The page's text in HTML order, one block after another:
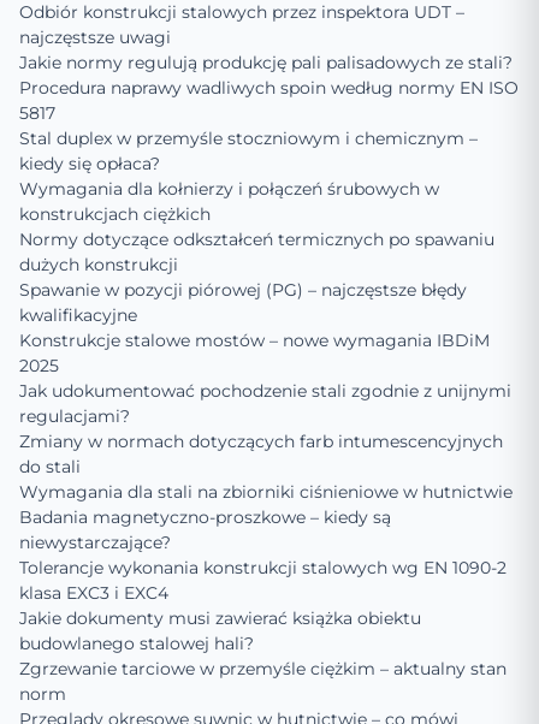
Odbiór konstrukcji stalowych przez inspektora UDT –
najczęstsze uwagi
Jakie normy regulują produkcję pali palisadowych ze stali?
Procedura naprawy wadliwych spoin według normy EN ISO
5817
Stal duplex w przemyśle stoczniowym i chemicznym –
kiedy się opłaca?
Wymagania dla kołnierzy i połączeń śrubowych w
konstrukcjach ciężkich
Normy dotyczące odkształceń termicznych po spawaniu
dużych konstrukcji
Spawanie w pozycji piórowej (PG) – najczęstsze błędy
kwalifikacyjne
Konstrukcje stalowe mostów – nowe wymagania IBDiM
2025
Jak udokumentować pochodzenie stali zgodnie z unijnymi
regulacjami?
Zmiany w normach dotyczących farb intumescencyjnych
do stali
Wymagania dla stali na zbiorniki ciśnieniowe w hutnictwie
Badania magnetyczno-proszkowe – kiedy są
niewystarczające?
Tolerancje wykonania konstrukcji stalowych wg EN 1090-2
klasa EXC3 i EXC4
Jakie dokumenty musi zawierać książka obiektu
budowlanego stalowej hali?
Zgrzewanie tarciowe w przemyśle ciężkim – aktualny stan
norm
Przeglądy okresowe suwnic w hutnictwie – co mówi